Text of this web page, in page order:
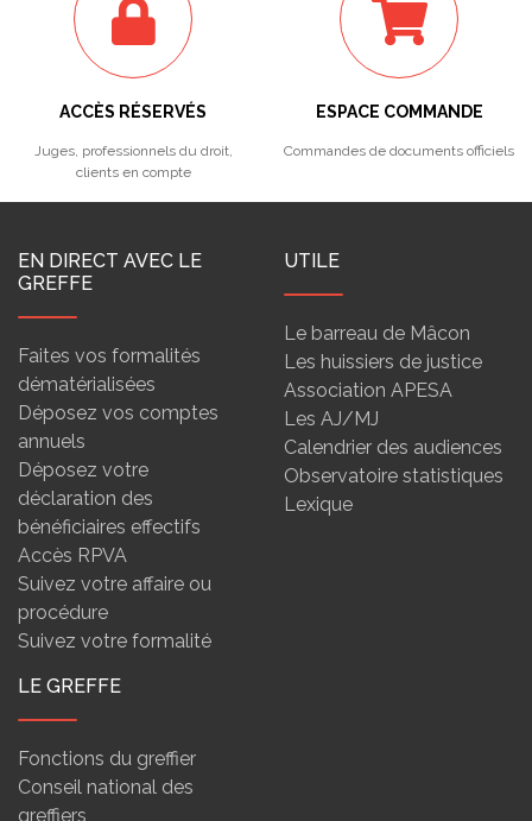
ACCÈS RÉSERVÉS
Juges, professionnels du droit,
clients en compte
ESPACE COMMANDE
Commandes de documents officiels
EN DIRECT AVEC LE
GREFFE
Faites vos formalités
dématérialisées
Déposez vos comptes
annuels
Déposez votre
déclaration des
bénéficiaires effectifs
Accès RPVA
Suivez votre affaire ou
procédure
Suivez votre formalité
UTILE
Le barreau de Mâcon
Les huissiers de justice
Association APESA
Les AJ/MJ
Calendrier des audiences
Observatoire statistiques
Lexique
LE GREFFE
Fonctions du greffier
Conseil national des
greffiers